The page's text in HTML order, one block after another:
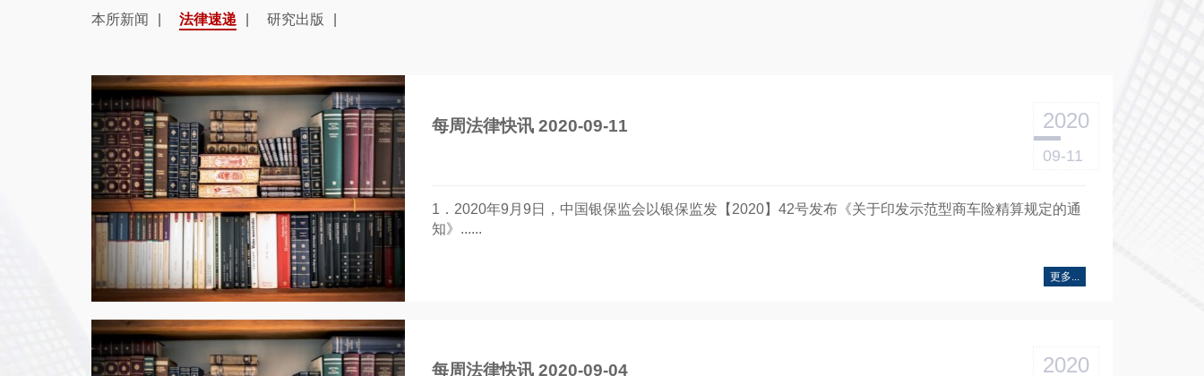
本所新闻 法律速递 研究出版
每周法律快讯 2020-09-11 2020
09-11
1．2020年9月9日，中国银保监会以银保监发【2020】42号发布《关于印发示范型商车险精算规定的通
知》......
更多...
每周法律快讯 2020-09-04 2020